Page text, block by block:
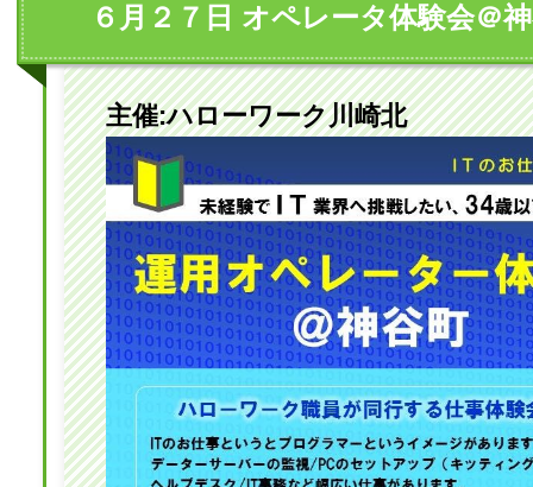
６月２７日 オペレータ体験会＠
主催:ハローワーク川崎北